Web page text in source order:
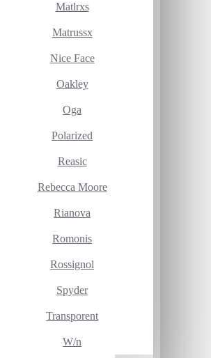
Matlrxs
Matrussx
Nice Face
Oakley
Oga
Polarized
Reasic
Rebecca Moore
Rianova
Romonis
Rossignol
Spyder
Transporent
W/n